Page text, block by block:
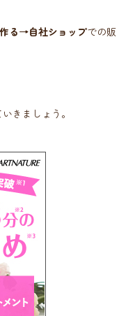
る→自社ショップでの販
きましょう。